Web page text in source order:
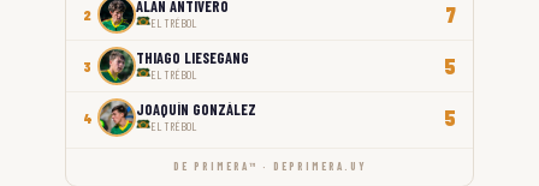
2 ALAN ANTIVERO
EL TRÉBOL 7
3 THIAGO LIESEGANG
EL TRÉBOL 5
4 JOAQUÍN GONZÁLEZ
EL TRÉBOL 5
DE PRIMERA™ · DEPRIMERA.UY